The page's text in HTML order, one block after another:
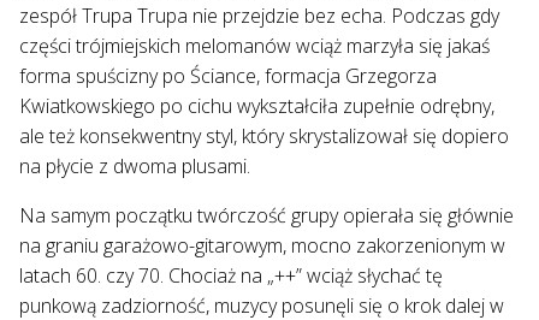
zespół Trupa Trupa nie przejdzie bez echa. Podczas gdy
części trójmiejskich melomanów wciąż marzyła się jakaś
forma spuścizny po Ściance, formacja Grzegorza
Kwiatkowskiego po cichu wykształciła zupełnie odrębny,
ale też konsekwentny styl, który skrystalizował się dopiero
na płycie z dwoma plusami.
Na samym początku twórczość grupy opierała się głównie
na graniu garażowo-gitarowym, mocno zakorzenionym w
latach 60. czy 70. Chociaż na „++” wciąż słychać tę
punkową zadziorność, muzycy posunęli się o krok dalej w